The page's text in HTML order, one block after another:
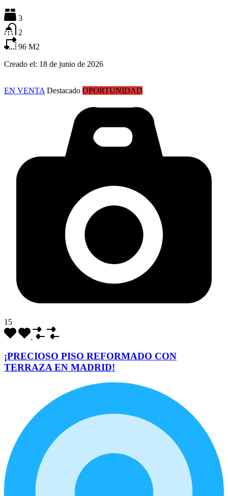
3
2
96 M2
Creado el: 18 de junio de 2026
EN VENTA Destacado OPORTUNIDAD
15
¡PRECIOSO PISO REFORMADO CON
TERRAZA EN MADRID!